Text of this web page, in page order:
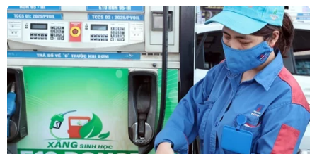
chị N. tại khu vực cách chân cầu A So 2, xã Lâm Đớt,
huyện A Lưới, khoảng 50 mét.